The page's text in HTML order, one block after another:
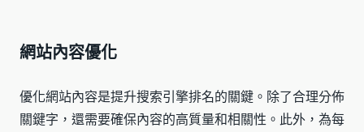
網站內容優化
優化網站內容是提升搜索引擎排名的關鍵。除了合理分佈
關鍵字，還需要確保內容的高質量和相關性。此外，為每